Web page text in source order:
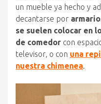
un mueble ya hecho y
decantarse por
se suelen colocar en
de comedor con
televisor, o con una
nuestra chimenea.